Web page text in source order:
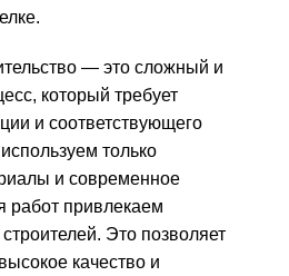
— это сложный и
который требует
и соответствующего
только
и современное
работ привлекаем
Это позволяет
качество и